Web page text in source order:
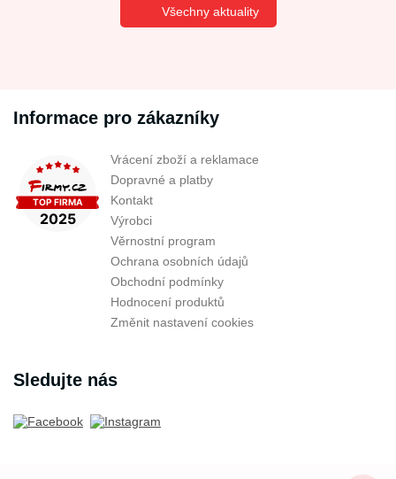
Všechny aktuality
Informace pro zákazníky
Vrácení zboží a reklamace
Dopravné a platby
Kontakt
Výrobci
Věrnostní program
Ochrana osobních údajů
Obchodní podmínky
Hodnocení produktů
Změnit nastavení cookies
Sledujte nás